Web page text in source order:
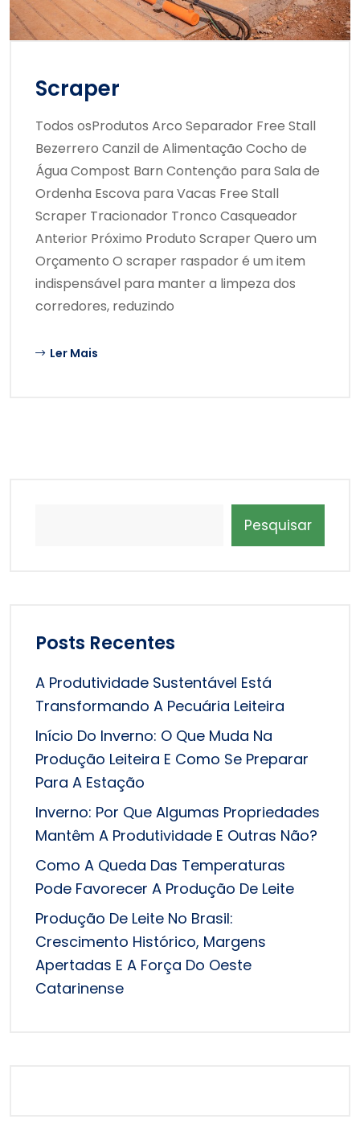
Scraper
Todos osProdutos Arco Separador Free Stall
Bezerrero Canzil de Alimentação Cocho de
Água Compost Barn Contenção para Sala de
Ordenha Escova para Vacas Free Stall
Scraper Tracionador Tronco Casqueador
Anterior Próximo Produto Scraper Quero um
Orçamento O scraper raspador é um item
indispensável para manter a limpeza dos
corredores, reduzindo
Ler Mais
Pesquisar
Posts Recentes
A Produtividade Sustentável Está
Transformando A Pecuária Leiteira
Início Do Inverno: O Que Muda Na
Produção Leiteira E Como Se Preparar
Para A Estação
Inverno: Por Que Algumas Propriedades
Mantêm A Produtividade E Outras Não?
Como A Queda Das Temperaturas
Pode Favorecer A Produção De Leite
Produção De Leite No Brasil:
Crescimento Histórico, Margens
Apertadas E A Força Do Oeste
Catarinense